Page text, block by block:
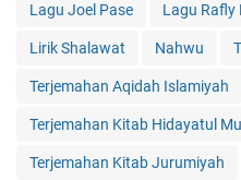
Lagu Joel Pase Lagu Rafly
Lirik Shalawat Nahwu
Terjemahan Aqidah Islamiyah
Terjemahan Kitab Hidayatul
Terjemahan Kitab Jurumiyah